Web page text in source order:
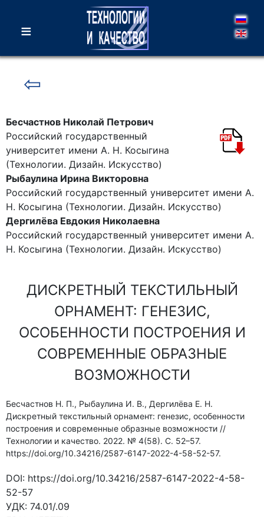
≡
⇦
Бесчастнов Николай Петрович
Российский государственный
университет имени А. Н. Косыгина
(Технологии. Дизайн. Искусство)
Рыбаулина Ирина Викторовна
Российский государственный университет имени А.
Н. Косыгина (Технологии. Дизайн. Искусство)
Дергилёва Евдокия Николаевна
Российский государственный университет имени А.
Н. Косыгина (Технологии. Дизайн. Искусство)
ДИСКРЕТНЫЙ ТЕКСТИЛЬНЫЙ
ОРНАМЕНТ: ГЕНЕЗИС,
ОСОБЕННОСТИ ПОСТРОЕНИЯ И
СОВРЕМЕННЫЕ ОБРАЗНЫЕ
ВОЗМОЖНОСТИ
Бесчастнов Н. П., Рыбаулина И. В., Дергилёва Е. Н.
Дискретный текстильный орнамент: генезис, особенности
построения и современные образные возможности //
Технологии и качество. 2022. № 4(58). С. 52–57.
https://doi.org/10.34216/2587-6147-2022-4-58-52-57.
DOI: https://doi.org/10.34216/2587-6147-2022-4-58-
52-57
УДК: 74.01/.09